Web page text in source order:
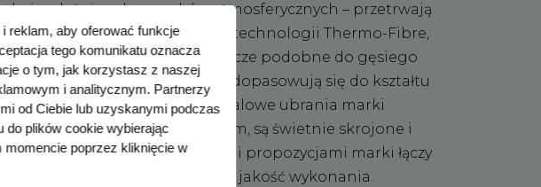
reklam, aby oferować funkcje
tego komunikatu oznacza
o tym, jak korzystasz z naszej
i analitycznym. Partnerzy
od Ciebie lub uzyskanymi podczas
do plików cookie wybierając
poprzez kliknięcie w
niezależnie od warunków atmosferycznych – przetrwają
temperaturę i pogodę, dzięki technologii Thermo-Fibre,
nadaje im właściwości grzewcze podobne do gęsiego
Buty z wysokiej jakości skóry dopasowują się do kształtu
stopy i są wodoodporne. Casualowe ubrania marki
najnowszym trendom, są świetnie skrojone i
nowoczesne. Z outdoorowymi propozycjami marki łączy
je sportowy duch i najwyższa jakość wykonania.